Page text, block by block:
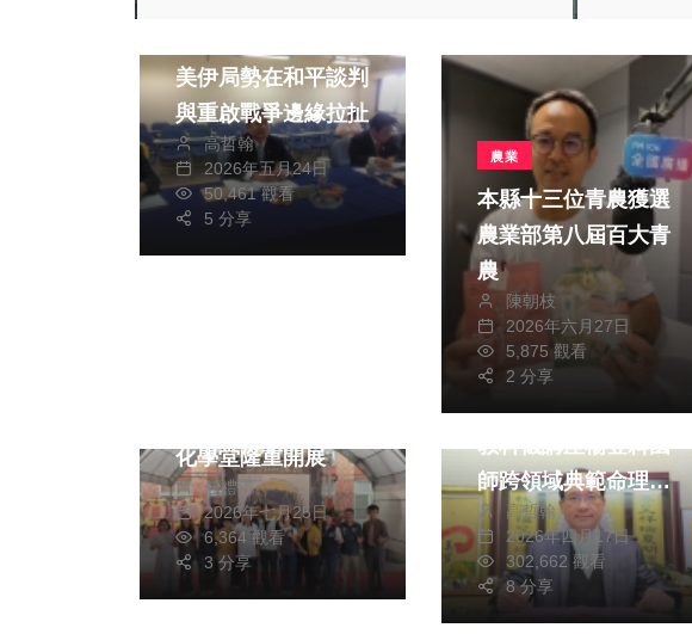
美伊局勢在和平談判
與重啟戰爭邊緣拉扯
高哲翰
2026年五月24日
50,461 觀看
5 分享
農業
本縣十三位青農獲選
農業部第八屆百大青
農
陳朝枝
2026年六月27日
5,875 觀看
2 分享
化學堂隆重開展
任禮清
2026年七月25日
6,364 觀看
3 分享
專欄
高哲翰：哈佛大學道
教科儀講座楊登嵙國
師跨領域典範命理界
權威高哲翰
2026年四月17日
302,662 觀看
8 分享